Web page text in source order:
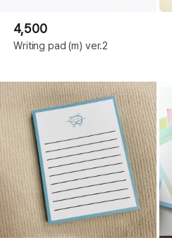
4,500
Writing pad (m) ver.2